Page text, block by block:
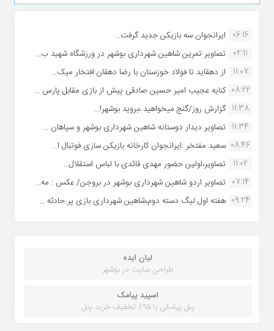
06:16 ایرانجوان سه بازیکن جدید گرفت...
02:11
تصاویر تمرین شاهین شهردارى بوشهر در ورزشگاه شهید ب...
11:07
از دهقاید تا فولاد خوزستان با رضا دهقان:افتخار میک...
08:22 کنایه عجیب امیر حسین صادقی پیش از بازی مقابل پارس ...
11:38 گزارش روز/گنج میخواهید ،بروید بوشهر!...
11:34 تصاویر دیدار دوستانه شاهین شهردارى بوشهر و سپاهان ...
08:46 سعید مفتخر :ایرانجوان کارخانه بازیکن سازی فوتبال ا...
11:02
تصاویر،اولین حضور مهدی قائدی با لباس استقلال...
07:14 تصاویر اردو شاهین شهرداری بوشهر در بروجن/ عکس : مه...
09:24 هفته اول لیگ دسته دوم،شاهین شهرداری بازی پر حادثه ...
لیان ایده
طراحی سایت در بوشهر
اسپید پیامک
پنل پیامکی با ۹۵٪ تخفیف خرید پنل